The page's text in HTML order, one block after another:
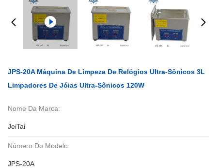
JPS-20A Máquina De Limpeza De Relógios Ultra-Sônicos 3L
Limpadores De Jóias Ultra-Sônicos 120W
Nome Da Marca:
JeiTai
Número Do Modelo:
JPS-20A